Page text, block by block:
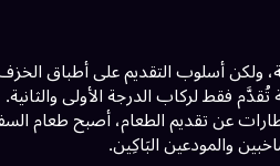
ولكن أسلوب التقديم على أطباق
فقط لركاب الدرجة الأولى والثانية.
عن تقديم الطعام، أصبح طعام
والمودعين البَاكِين.